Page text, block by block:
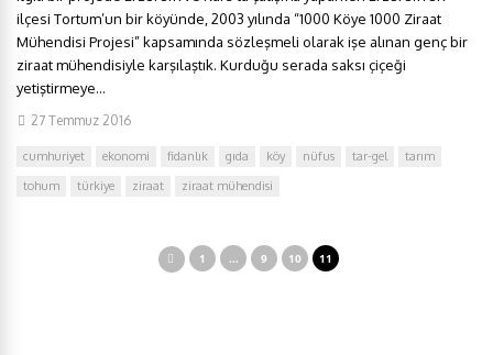
ilçesi Tortum’un bir köyünde, 2003 yılında “1000 Köye 1000 Ziraat
Mühendisi Projesi” kapsamında sözleşmeli olarak işe alınan genç bir
ziraat mühendisiyle karşılaştık. Kurduğu serada saksı çiçeği
yetiştirmeye...
27 Temmuz 2016
cumhuriyet ekonomi fidanlık gıda köy nüfus tar-gel
tarım
tohum
türkiye ziraat ziraat mühendisi
1 … 9 10 11